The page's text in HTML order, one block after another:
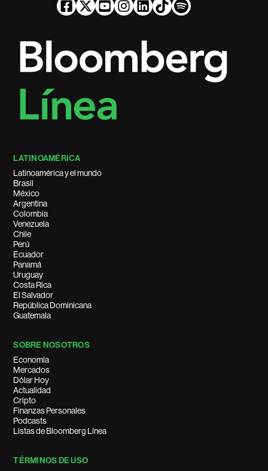
LATINOAMÉRICA
Latinoamérica y el mundo
Brasil
México
Argentina
Colombia
Venezuela
Chile
Perú
Ecuador
Panamá
Uruguay
Costa Rica
El Salvador
República Dominicana
Guatemala
SOBRE NOSOTROS
Economía
Mercados
Dólar Hoy
Actualidad
Cripto
Finanzas Personales
Podcasts
Listas de Bloomberg Línea
TÉRMINOS DE USO